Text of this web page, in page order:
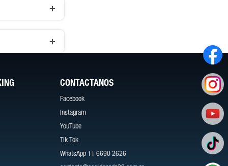
CONTACTANOS
WhatsApp 11 6690 2626Abrir un chat.
Tik Tok
YouTube
Instagram
Facebook